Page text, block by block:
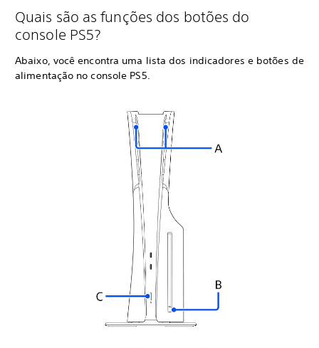
Quais são as funções dos botões do
console PS5?
Abaixo, você encontra uma lista dos indicadores e botões de
alimentação no console PS5.